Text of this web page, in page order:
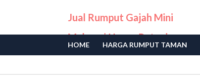
Jual Rumput Gajah Mini
Malang | Harga Petani
Langsung
HOME HARGA RUMPUT TAMAN